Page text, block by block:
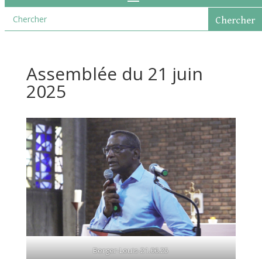
Assemblée du 21 juin
2025
Berger-Louis-21.06.25